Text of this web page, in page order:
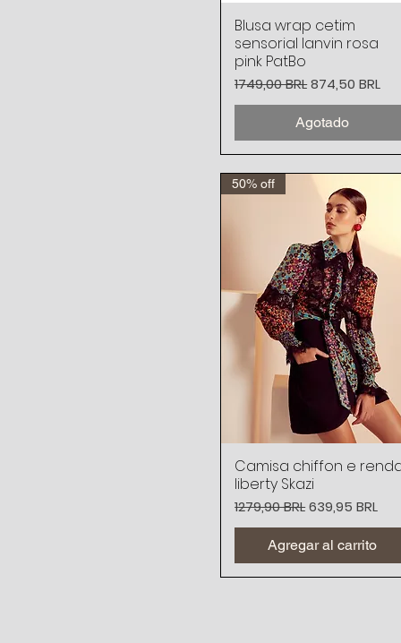
Vista rápida
Blusa wrap cetim
sensorial lanvin rosa
pink PatBo
Precio
1749,00 BRLPrecio de
874,50 BRL
Agotado
Vista rápida
50% off
Camisa chiffon e
liberty Skazi
Precio
1279,90 BRLPrecio de
639,95 BRL
Agregar al carrito